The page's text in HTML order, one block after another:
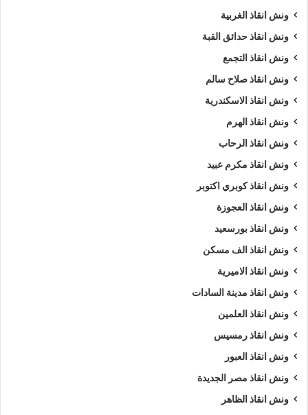
ونش انقاذ الغربية
ونش انقاذ حدائق القبة
ونش انقاذ التجمع
ونش انقاذ صلاح سالم
ونش انقاذ الاسكندرية
ونش انقاذ الهرم
ونش انقاذ الرحاب
ونش انقاذ مكرم عبيد
ونش انقاذ كوبري اكتوبر
ونش انقاذ العجوزة
ونش انقاذ بورسعيد
ونش انقاذ الف مسكن
ونش انقاذ الاميرية
ونش انقاذ مدينة السادات
ونش انقاذ العلمين
ونش انقاذ رمسيس
ونش انقاذ العبور
ونش انقاذ مصر الجديدة
ونش انقاذ الظاهر